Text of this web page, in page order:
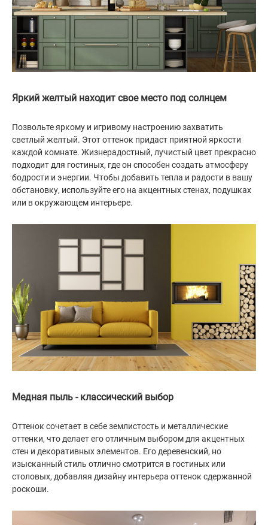
Яркий желтый находит свое место под солнцем
Позвольте яркому и игривому настроению захватить
светлый желтый. Этот оттенок придаст приятной яркости
каждой комнате. Жизнерадостный, лучистый цвет прекрасно
подходит для гостиных, где он способен создать атмосферу
бодрости и энергии. Чтобы добавить тепла и радости в вашу
обстановку, используйте его на акцентных стенах, подушках
или в окружающем интерьере.
Медная пыль - классический выбор
Оттенок сочетает в себе землистость и металлические
оттенки, что делает его отличным выбором для акцентных
стен и декоративных элементов. Его деревенский, но
изысканный стиль отлично смотрится в гостиных или
столовых, добавляя дизайну интерьера оттенок сдержанной
роскоши.